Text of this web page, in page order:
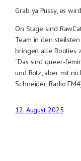
Grab ya Pussy, es
On Stage sind
Team in den
bringen alle Booties
“Das sind queer-
und Rotz, aber mit
Schneider, Radio
12. August 2025